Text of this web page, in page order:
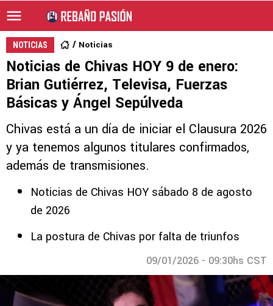
NOTICIAS Noticias
Noticias de Chivas HOY 9 de enero:
Brian Gutiérrez, Televisa, Fuerzas
Básicas y Ángel Sepúlveda
Chivas está a un día de iniciar el Clausura 2026
y ya tenemos algunos titulares confirmados,
además de transmisiones.
Noticias de Chivas HOY sábado 8 de agosto
de 2026
La postura de Chivas por falta de triunfos
09/01/2026 - 09:30hs CST